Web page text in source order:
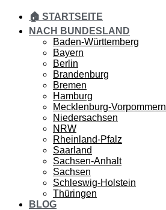
🏠 STARTSEITE
NACH BUNDESLAND
Baden-Württemberg
Bayern
Berlin
Brandenburg
Bremen
Hamburg
Mecklenburg-Vorpommern
Niedersachsen
NRW
Rheinland-Pfalz
Saarland
Sachsen-Anhalt
Sachsen
Schleswig-Holstein
Thüringen
BLOG